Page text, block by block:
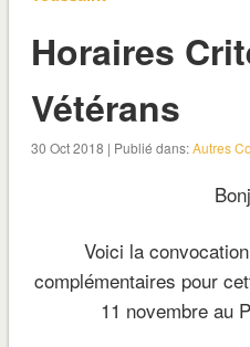
Horaires
Vétérans
30 Oct 2018 | Publié dans:Autres
Voici la
complémentaires pour
11 novembre au